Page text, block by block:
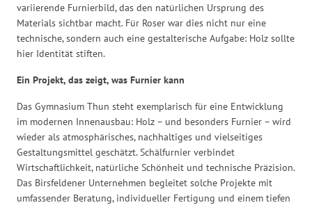
variierende Furnierbild, das den natürlichen Ursprung des
Materials sichtbar macht. Für Roser war dies nicht nur eine
technische, sondern auch eine gestalterische Aufgabe: Holz sollte
hier Identität stiften.
Ein Projekt, das zeigt, was Furnier kann
Das Gymnasium Thun steht exemplarisch für eine Entwicklung
im modernen Innenausbau: Holz – und besonders Furnier – wird
wieder als atmosphärisches, nachhaltiges und vielseitiges
Gestaltungsmittel geschätzt. Schälfurnier verbindet
Wirtschaftlichkeit, natürliche Schönheit und technische Präzision.
Das Birsfeldener Unternehmen begleitet solche Projekte mit
umfassender Beratung, individueller Fertigung und einem tiefen